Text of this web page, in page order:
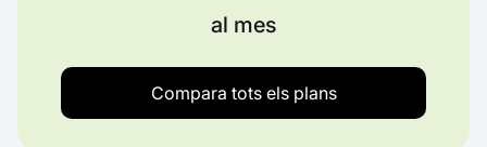
al mes
Compara tots els plans